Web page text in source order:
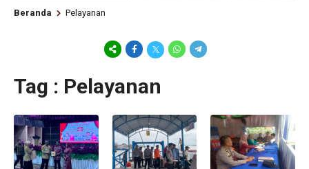
Beranda Pelayanan
Tag : Pelayanan